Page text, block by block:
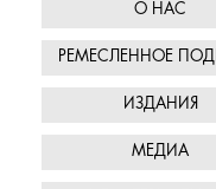
О НАС
РЕМЕСЛЕННОЕ
ИЗДАНИЯ
МЕДИА